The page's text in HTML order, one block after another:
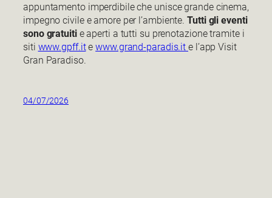
appuntamento imperdibile che unisce grande cinema,
impegno civile e amore per l’ambiente.Tutti gli eventi
sono gratuitie aperti a tutti su prenotazione tramite i
siti www.gpff.itewww.grand-paradis.ite l’app Visit
Gran Paradiso.
04/07/2026